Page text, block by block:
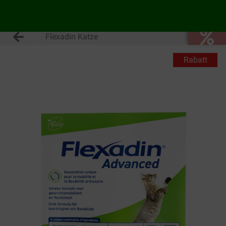
Flexadin Katze
Rabatt